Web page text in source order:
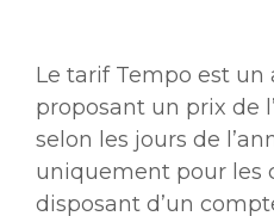
Le tarif Tempo est un
proposant un prix de
selon les jours de
uniquement pour les
disposant d’un